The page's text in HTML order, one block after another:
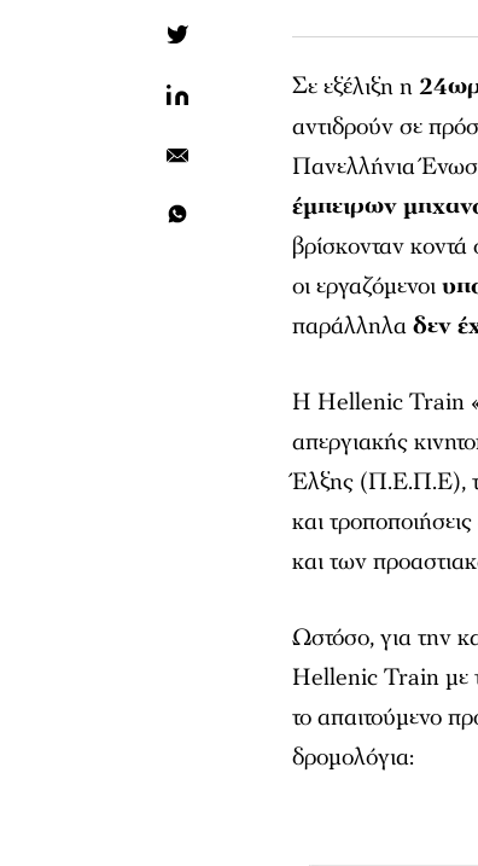
Σε εξέλιξη η
αντιδρούν σε
Πανελλήνια
έμπειρων
βρίσκονταν κοντά
οι εργαζόμενοι
παράλληλαδεν
Η Hellenic Train
απεργιακής
Έλξης (Π.Ε.Π.Ε),
και
και των
Ωστόσο, για την
Hellenic Train με
το απαιτούμενο
δρομολόγια: